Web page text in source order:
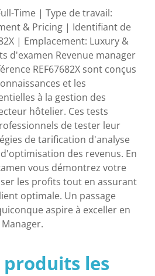
Time | Type de travail:
& Pricing | Identifiant de
| Emplacement: Luxury &
d'examen Revenue manager
REF67682X sont conçus
et les
à la gestion des
hôtelier. Ces tests
de tester leur
de tarification d'analyse
des revenus. En
vous démontrez votre
les profits tout en assurant
optimale. Un passage
aspire à exceller en
produits les